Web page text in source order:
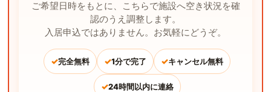
ご希望日時をもとに、こちらで施設へ空き状況を確
認のうえ調整します。
入居申込ではありません。お気軽にどうぞ。
✓完全無料 ✓1分で完了 ✓キャンセル無料
✓24時間以内に連絡